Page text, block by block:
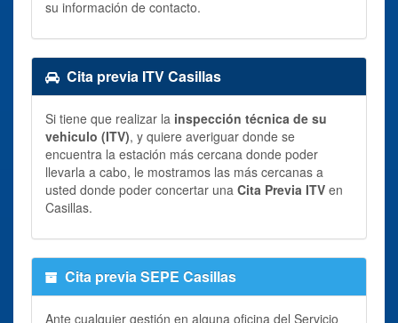
su información de contacto.
Cita previa ITV Casillas
Si tiene que realizar la inspección técnica de su
vehiculo (ITV), y quiere averiguar donde se
encuentra la estación más cercana donde poder
llevarla a cabo, le mostramos las más cercanas a
usted donde poder concertar una Cita Previa ITV en
Casillas.
Cita previa SEPE Casillas
Ante cualquier gestión en alguna oficina del Servicio